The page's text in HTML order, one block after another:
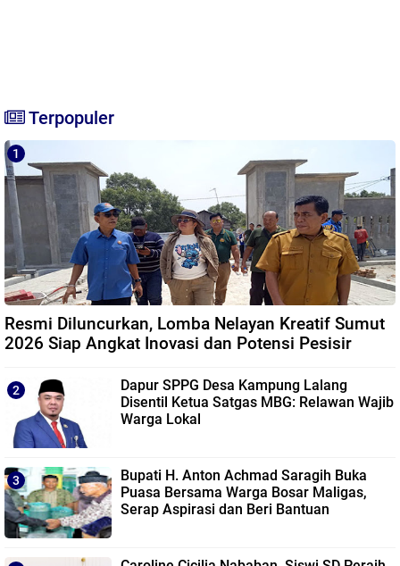
Terpopuler
Resmi Diluncurkan, Lomba Nelayan Kreatif Sumut
2026 Siap Angkat Inovasi dan Potensi Pesisir
Dapur SPPG Desa Kampung Lalang
Disentil Ketua Satgas MBG: Relawan Wajib
Warga Lokal
Bupati H. Anton Achmad Saragih Buka
Puasa Bersama Warga Bosar Maligas,
Serap Aspirasi dan Beri Bantuan